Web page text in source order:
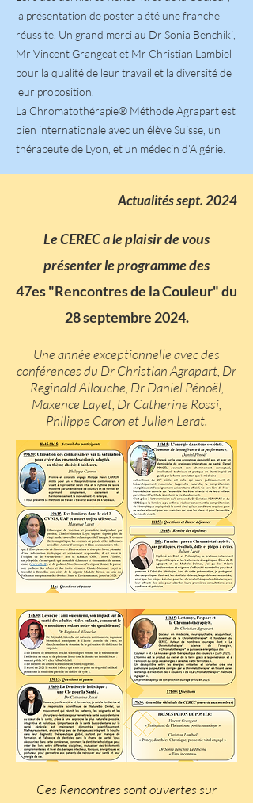
la présentation de poster a été une franche
réussite. Un grand merci au Dr Sonia Benchiki,
Mr Vincent Grangeat et Mr Christian Lambiel
pour la qualité de leur travail et la diversité de
leur proposition.
La Chromatothérapie® Méthode Agrapart est
bien internationale avec un élève Suisse, un
thérapeute de Lyon, et un médecin d’Algérie.
Actualités sept. 2024
Le CEREC a le plaisir de vous
présenter le programme des
47es"Rencontres de la Couleur" du
28 septembre 2024.
Une année exceptionnelle avec des
conférences du Dr Christian Agrapart, Dr
Reginald Allouche, Dr Daniel Pénoël,
Maxence Layet, Dr Catherine Rossi,
Philippe Caron et Julien Lerat.
Ces Rencontres sont ouvertes sur